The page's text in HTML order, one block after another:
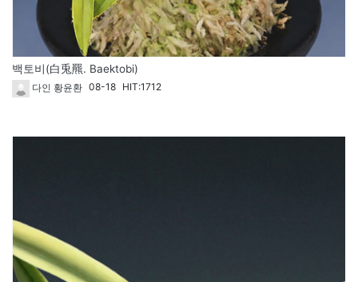
백토비(白兎羆. Baektobi)
다인 황윤환 08-18 HIT:1712